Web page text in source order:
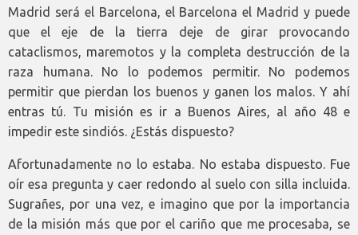
Madrid será el Barcelona, el Barcelona el Madrid y puede
que el eje de la tierra deje de girar provocando
cataclismos, maremotos y la completa destrucción de la
raza humana. No lo podemos permitir. No podemos
permitir que pierdan los buenos y ganen los malos. Y ahí
entras tú. Tu misión es ir a Buenos Aires, al año 48 e
impedir este sindiós. ¿Estás dispuesto?
Afortunadamente no lo estaba. No estaba dispuesto. Fue
oír esa pregunta y caer redondo al suelo con silla incluida.
Sugrañes, por una vez, e imagino que por la importancia
de la misión más que por el cariño que me procesaba, se